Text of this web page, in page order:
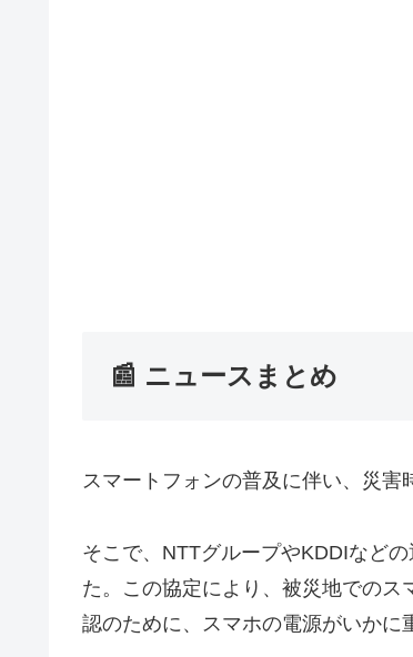
📰 ニュースまとめ
スマートフォンの普及に伴い、災害
そこで、NTTグループやKDDIなど
た。この協定により、被災地での
認のために、スマホの電源がいかに